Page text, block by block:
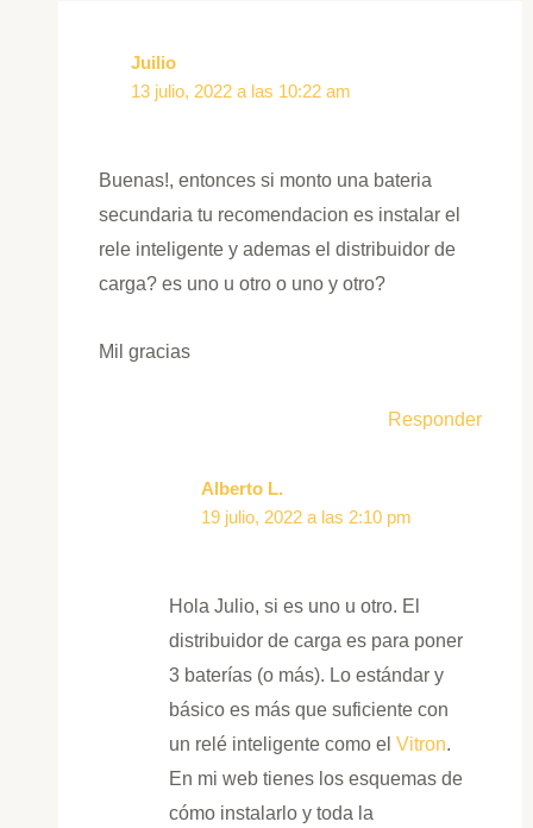
Juilio
13 julio, 2022 a las 10:22 am
Buenas!, entonces si monto una bateria
secundaria tu recomendacion es instalar el
rele inteligente y ademas el distribuidor de
carga? es uno u otro o uno y otro?
Mil gracias
Responder
Alberto L.
19 julio, 2022 a las 2:10 pm
Hola Julio, si es uno u otro. El
distribuidor de carga es para poner
3 baterías (o más). Lo estándar y
básico es más que suficiente con
un relé inteligente como el Vitron.
En mi web tienes los esquemas de
cómo instalarlo y toda la